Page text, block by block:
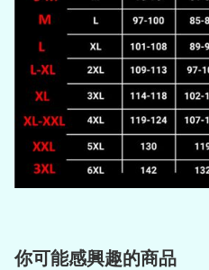
你可能感興趣的商品